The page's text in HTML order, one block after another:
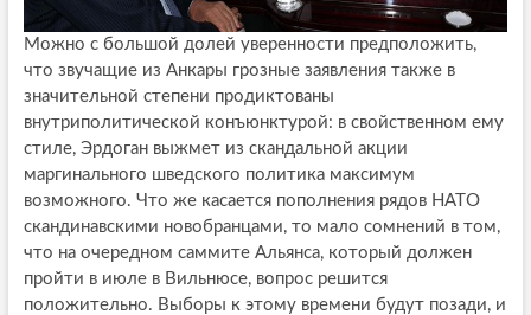
Можно с большой долей уверенности предположить,
что звучащие из Анкары грозные заявления также в
значительной степени продиктованы
внутриполитической конъюнктурой: в свойственном ему
стиле, Эрдоган выжмет из скандальной акции
маргинального шведского политика максимум
возможного. Что же касается пополнения рядов НАТО
скандинавскими новобранцами, то мало сомнений в том,
что на очередном саммите Альянса, который должен
пройти в июле в Вильнюсе, вопрос решится
положительно. Выборы к этому времени будут позади, и